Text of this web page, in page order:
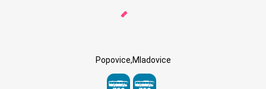
Popovice,Mladovice